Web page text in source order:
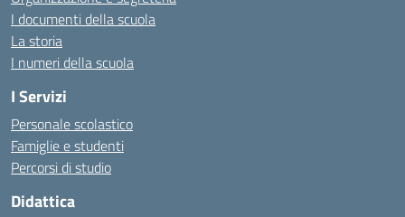
I documenti della scuola
La storia
I numeri della scuola
I Servizi
Personale scolastico
Famiglie e studenti
Percorsi di studio
Didattica